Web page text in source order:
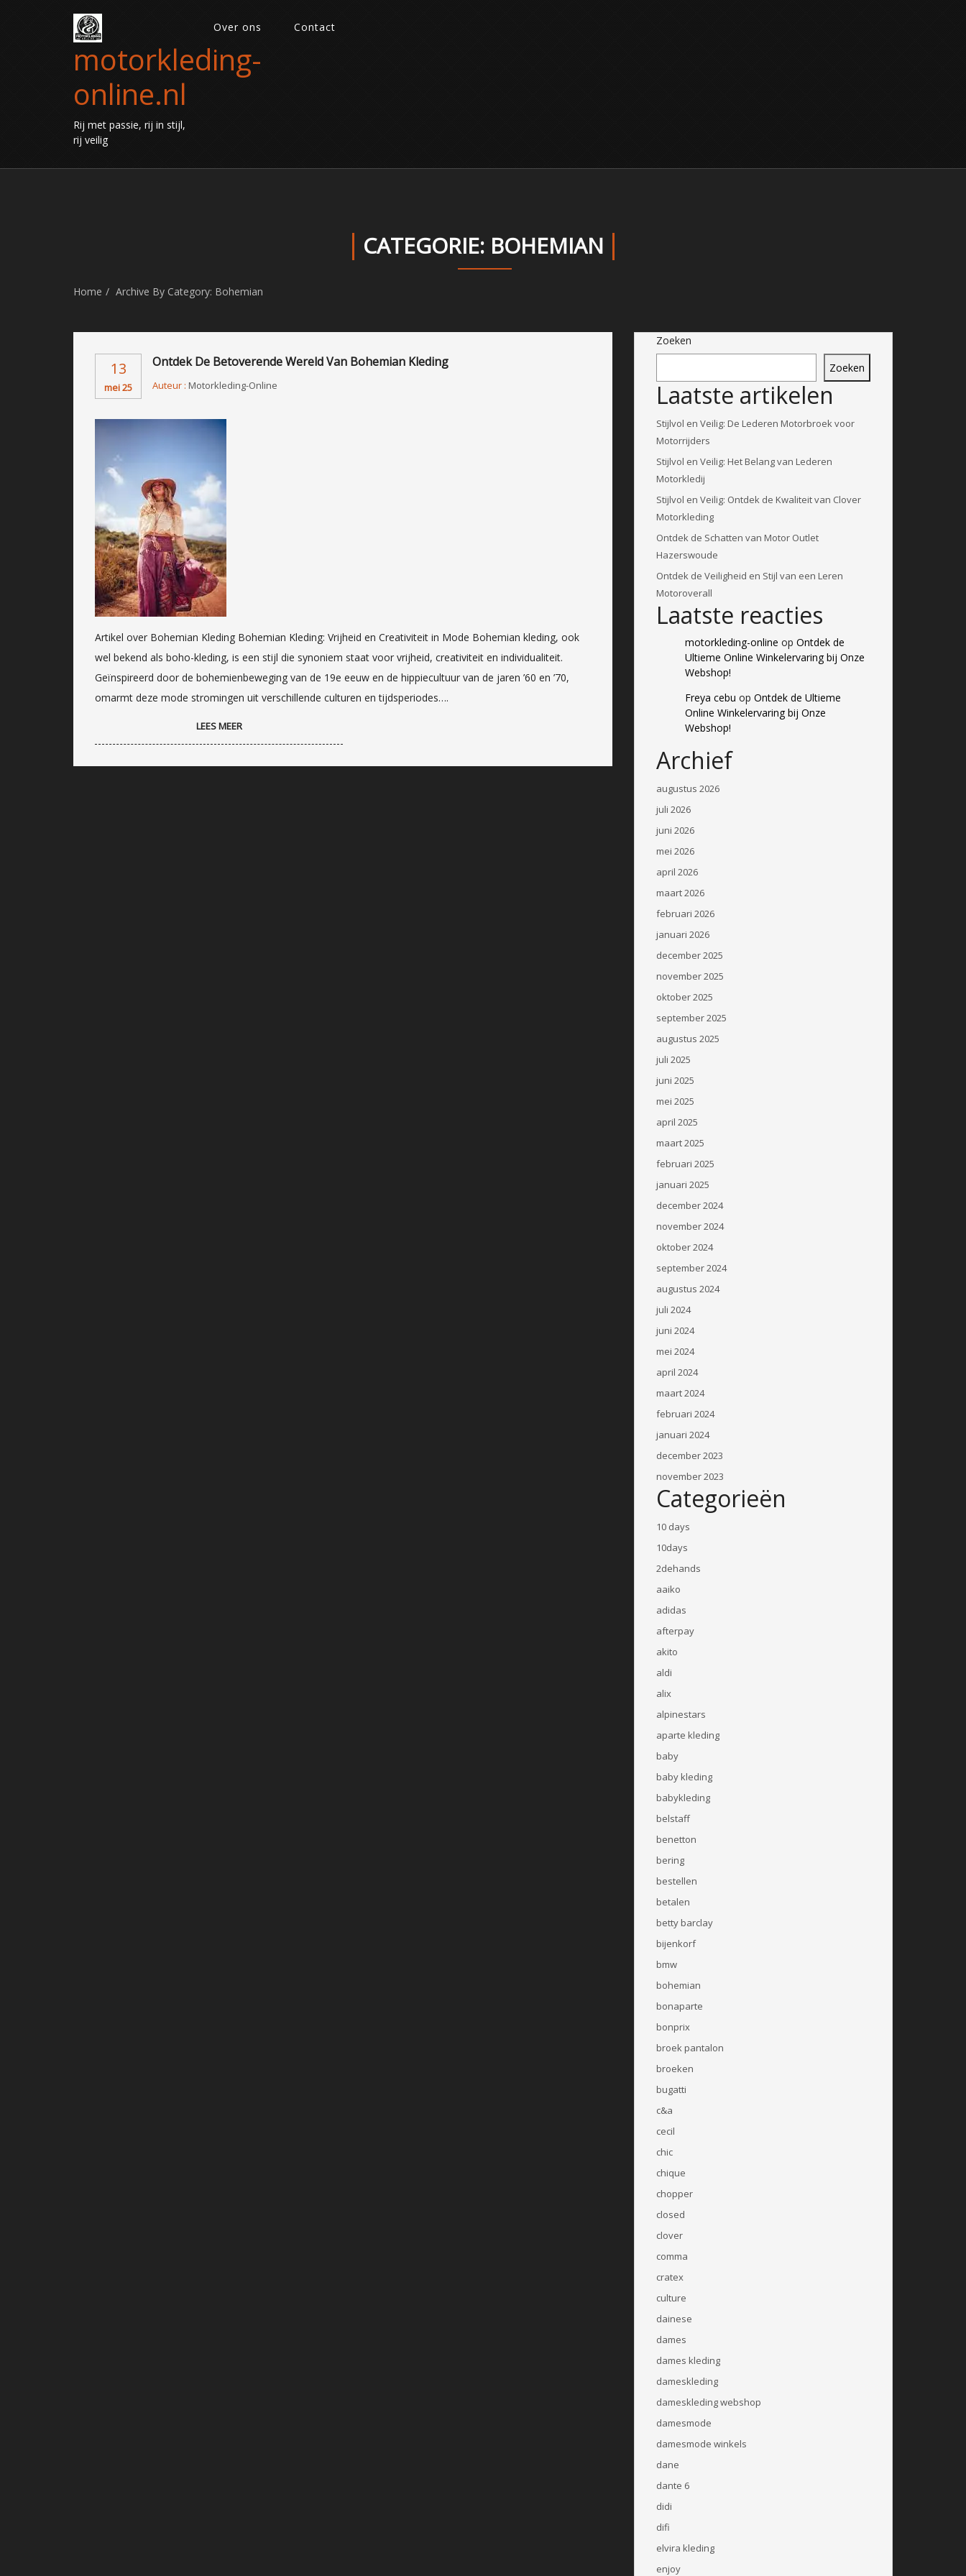
motorkleding-
online.nl
Rij met passie, rij in stijl,
rij veilig
Over ons Contact
CATEGORIE: BOHEMIAN
Home Archive By Category: Bohemian
13
mei 25
Ontdek De Betoverende Wereld Van Bohemian Kleding
Auteur : Motorkleding-Online
Artikel over Bohemian Kleding Bohemian Kleding: Vrijheid en Creativiteit in Mode Bohemian kleding, ook
wel bekend als boho-kleding, is een stijl die synoniem staat voor vrijheid, creativiteit en individualiteit.
Geïnspireerd door de bohemienbeweging van de 19e eeuw en de hippiecultuur van de jaren ’60 en ’70,
omarmt deze mode stromingen uit verschillende culturen en tijdsperiodes….
LEES MEER
Zoeken
Zoeken
Laatste artikelen
Stijlvol en Veilig: De Lederen Motorbroek voor
Motorrijders
Stijlvol en Veilig: Het Belang van Lederen
Motorkledij
Stijlvol en Veilig: Ontdek de Kwaliteit van Clover
Motorkleding
Ontdek de Schatten van Motor Outlet
Hazerswoude
Ontdek de Veiligheid en Stijl van een Leren
Motoroverall
Laatste reacties
motorkleding-online op Ontdek de
Ultieme Online Winkelervaring bij Onze
Webshop!
Freya cebu op Ontdek de Ultieme
Online Winkelervaring bij Onze
Webshop!
Archief
augustus 2026
juli 2026
juni 2026
mei 2026
april 2026
maart 2026
februari 2026
januari 2026
december 2025
november 2025
oktober 2025
september 2025
augustus 2025
juli 2025
juni 2025
mei 2025
april 2025
maart 2025
februari 2025
januari 2025
december 2024
november 2024
oktober 2024
september 2024
augustus 2024
juli 2024
juni 2024
mei 2024
april 2024
maart 2024
februari 2024
januari 2024
december 2023
november 2023
Categorieën
10 days
10days
2dehands
aaiko
adidas
afterpay
akito
aldi
alix
alpinestars
aparte kleding
baby
baby kleding
babykleding
belstaff
benetton
bering
bestellen
betalen
betty barclay
bijenkorf
bmw
bohemian
bonaparte
bonprix
broek pantalon
broeken
bugatti
c&a
cecil
chic
chique
chopper
closed
clover
comma
cratex
culture
dainese
dames
dames kleding
dameskleding
dameskleding webshop
damesmode
damesmode winkels
dane
dante 6
didi
difi
elvira kleding
enjoy